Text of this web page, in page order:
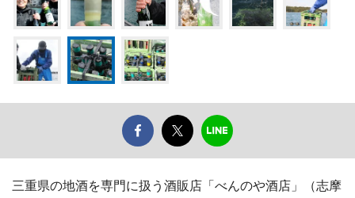
三重県の地酒を専門に扱う酒販店「べんのや酒店」（志摩